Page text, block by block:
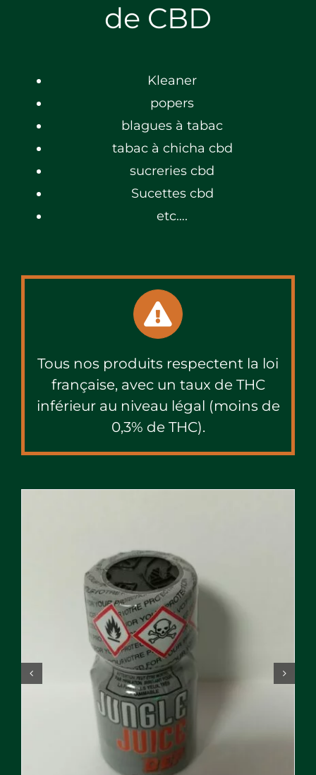
de CBD
Kleaner
popers
blagues à tabac
tabac à chicha cbd
sucreries cbd
Sucettes cbd
etc….
Tous nos produits respectent la loi
française, avec un taux de THC
inférieur au niveau légal (moins de
0,3% de THC).